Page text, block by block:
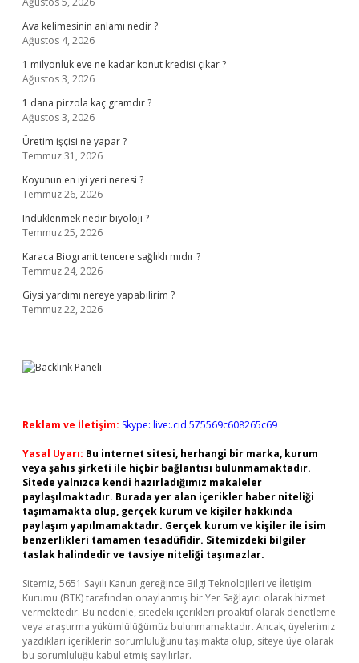
Ava kelimesinin anlamı nedir ?
Ağustos 4, 2026
1 milyonluk eve ne kadar konut kredisi çıkar ?
Ağustos 3, 2026
1 dana pirzola kaç gramdır ?
Ağustos 3, 2026
Üretim işçisi ne yapar ?
Temmuz 31, 2026
Koyunun en iyi yeri neresi ?
Temmuz 26, 2026
Indüklenmek nedir biyoloji ?
Temmuz 25, 2026
Karaca Biogranit tencere sağlıklı mıdır ?
Temmuz 24, 2026
Giysi yardımı nereye yapabilirim ?
Temmuz 22, 2026
Reklam ve İletişim: Skype: live:.cid.575569c608265c69
Yasal Uyarı: Bu internet sitesi, herhangi bir marka, kurum
veya şahıs şirketi ile hiçbir bağlantısı bulunmamaktadır.
Sitede yalnızca kendi hazırladığımız makaleler
paylaşılmaktadır. Burada yer alan içerikler haber niteliği
taşımamakta olup, gerçek kurum ve kişiler hakkında
paylaşım yapılmamaktadır. Gerçek kurum ve kişiler ile isim
benzerlikleri tamamen tesadüfidir. Sitemizdeki bilgiler
taslak halindedir ve tavsiye niteliği taşımazlar.
Sitemiz, 5651 Sayılı Kanun gereğince Bilgi Teknolojileri ve İletişim
Kurumu (BTK) tarafından onaylanmış bir Yer Sağlayıcı olarak hizmet
vermektedir. Bu nedenle, sitedeki içerikleri proaktif olarak denetleme
veya araştırma yükümlülüğümüz bulunmamaktadır. Ancak, üyelerimiz
yazdıkları içeriklerin sorumluluğunu taşımakta olup, siteye üye olarak
bu sorumluluğu kabul etmiş sayılırlar.